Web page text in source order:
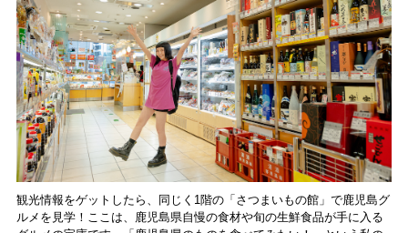
観光情報をゲットしたら、同じく1階の「さつまいもの館」で鹿児島グ
ルメを見学！ここは、鹿児島県自慢の食材や旬の生鮮食品が手に入る